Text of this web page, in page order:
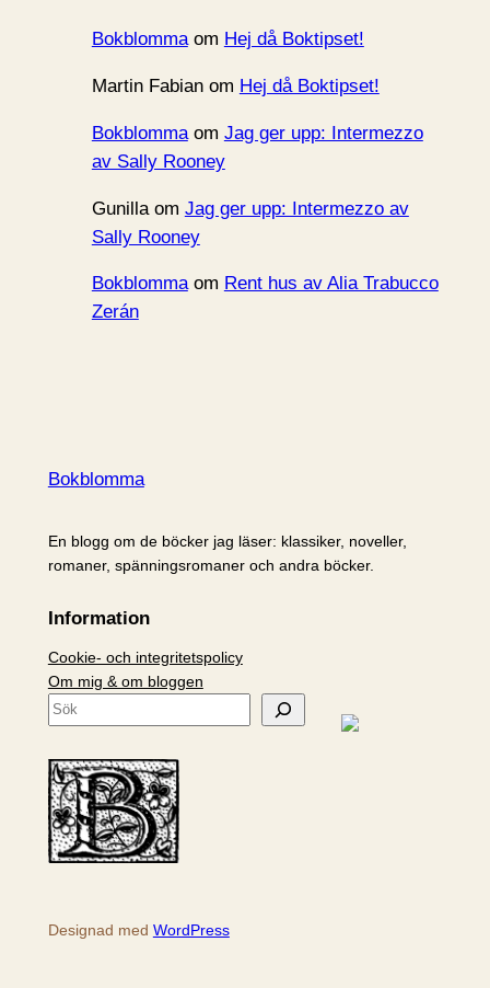
Bokblommaom Hej då Boktipset!
Martin Fabianom Hej då Boktipset!
Bokblommaom Jag ger upp: Intermezzo
av Sally Rooney
Gunillaom Jag ger upp: Intermezzo av
Sally Rooney
Bokblommaom Rent hus av Alia Trabucco
Zerán
Bokblomma
En blogg om de böcker jag läser: klassiker, noveller,
romaner, spänningsromaner och andra böcker.
Information
Cookie- och integritetspolicy
Om mig & om bloggen
S
k
Designad med WordPress